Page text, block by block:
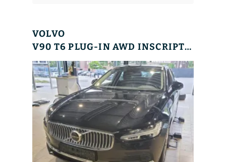
VOLVO
V90 T6 PLUG-IN AWD INSCRIPTION EXPR. PANO+360°+